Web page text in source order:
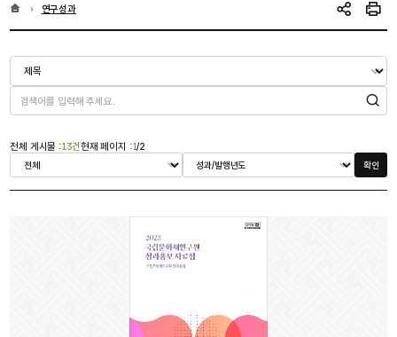
홈 현재 위치
연구성과 SNS 공유인쇄
검색
전체 게시물 :13건현재 페이지 :1/2
확인